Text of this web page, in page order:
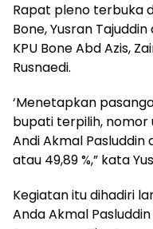
Rapat pleno terbuka
Bone, Yusran
KPU Bone Abd Azis,
Rusnaedi.
‘Menetapkan
bupati terpilih, nomor
Andi Akmal Pasluddin
atau 49,89 %,” kata
Kegiatan itu dihadiri
Anda Akmal